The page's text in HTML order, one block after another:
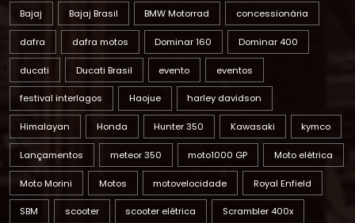
Bajaj Bajaj Brasil BMW Motorrad concessionária
dafra dafra motos Dominar 160 Dominar 400
ducati Ducati Brasil evento eventos
festival interlagos Haojue harley davidson
Himalayan Honda Hunter 350 Kawasaki kymco
Lançamentos meteor 350 moto1000 GP Moto elétrica
Moto Morini Motos motovelocidade Royal Enfield
SBM scooter scooter elétrica Scrambler 400x